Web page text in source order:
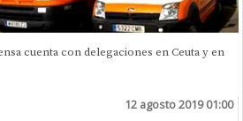
cuenta con delegaciones en Ceuta y en
12 agosto 2019 01:00